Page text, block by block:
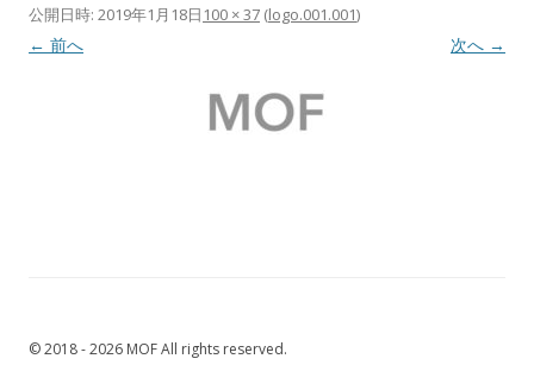
公開日時: 2019年1月18日 100 × 37 (logo.001.001)
← 前へ 次へ →
© 2018 - 2026 MOF All rights reserved.